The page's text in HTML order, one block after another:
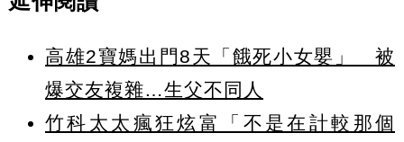
高雄2寶媽出門8天「餓死小女嬰」 被
爆交友複雜…生父不同人
竹科太太瘋狂炫富「不是在計較那個